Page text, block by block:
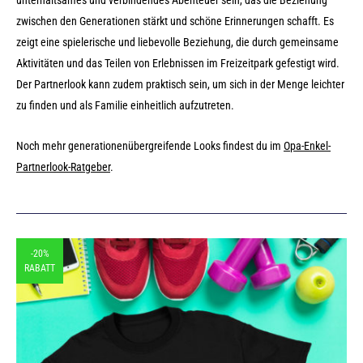
zwischen den Generationen stärkt und schöne Erinnerungen schafft. Es
zeigt eine spielerische und liebevolle Beziehung, die durch gemeinsame
Aktivitäten und das Teilen von Erlebnissen im Freizeitpark gefestigt wird.
Der Partnerlook kann zudem praktisch sein, um sich in der Menge leichter
zu finden und als Familie einheitlich aufzutreten.
Noch mehr generationenübergreifende Looks findest du im Opa-Enkel-
Partnerlook-Ratgeber.
-20%
RABATT